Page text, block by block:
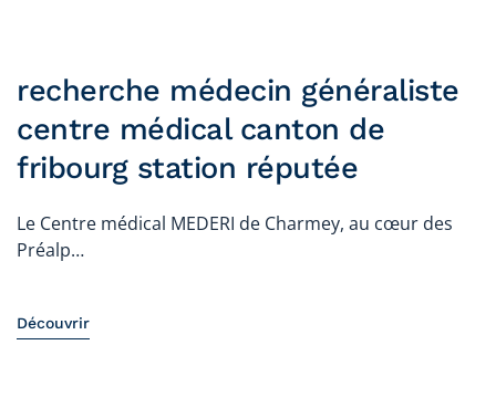
recherche médecin généraliste
centre médical canton de
fribourg station réputée
Le Centre médical MEDERI de Charmey, au cœur des
Préalp…
Découvrir